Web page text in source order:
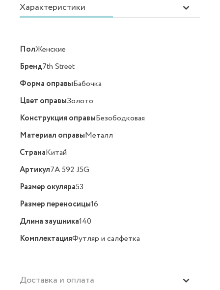
Характеристики
ПолЖенские
Бренд7th Street
Форма оправыБабочка
Цвет оправыЗолото
Конструкция оправыБезободковая
Материал оправыМеталл
СтранаКитай
Артикул7A 592 J5G
Размер окуляра53
Размер переносицы16
Длина заушника140
КомплектацияФутляр и салфетка
Доставка и оплата